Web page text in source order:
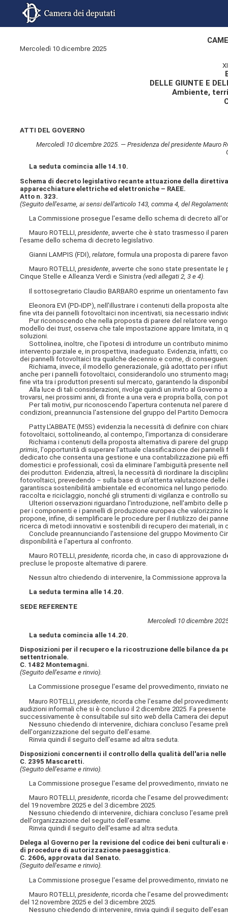
Mercoledì 10 dicembre 2025
DELLE GIUNTE E
Ambiente,
ATTI DEL GOVERNO
Mercoledì 10 dicembre 2025. — Presidenza del presidente Mauro
La seduta comincia alle 14.10.
Schema di decreto legislativo recante attuazione della
apparecchiature elettriche ed elettroniche – RAEE.
Atto n. 323.
(Seguito dell'esame, ai sensi dell'articolo 143, comma 4, del
La Commissione prosegue l'esame dello schema di decreto
Mauro ROTELLI,presidente , avverte che è stato trasmesso il
l'esame dello schema di decreto legislativo.
Gianni LAMPIS (FDI),relatore, formula una proposta di parere
Mauro ROTELLI,presidente, avverte che sono state presentate
Cinque Stelle e Alleanza Verdi e Sinistra(vedi allegati 2, 3 e 4).
Il sottosegretario Claudio BARBARO esprime un orientamento
Eleonora EVI (PD-IDP), nell'illustrare i contenuti della proposta
fine vita dei pannelli fotovoltaici non incentivati, sia necessario
Pur riconoscendo che nella proposta di parere del relatore
modello deitrust, osserva che tale impostazione appare limitata,
soluzioni.
Sottolinea, inoltre, che l'ipotesi di introdurre un contributo
intervento parziale e, in prospettiva, inadeguato. Evidenzia, infatti,
dei pannelli fotovoltaici tra qualche decennio e come, di
Richiama, invece, il modello generazionale, già adottato per i
anche per i pannelli fotovoltaici, considerandolo uno strumento
fine vita tra i produttori presenti sul mercato, garantendo la
Alla luce di tali considerazioni, rivolge quindi un invito al Governo
trovarsi, nei prossimi anni, di fronte a una vera e propria bolla, con
Per tali motivi, pur riconoscendo l'apertura contenuta nel parere
condizioni, preannuncia l'astensione del gruppo del Partito
Patty L'ABBATE (M5S) evidenzia la necessità di definire con
fotovoltaici, sottolineando, al contempo, l'importanza di
Richiama i contenuti della proposta alternativa di parere del
primis , l'opportunità di superare l'attuale classificazione dei
dedicato che consenta una gestione e una contabilizzazione più
domestici e professionali, così da eliminare l'ambiguità presente
dei produttori. Evidenzia, altresì, la necessità di riordinare la
fotovoltaici, prevedendo – sulla base di un'attenta valutazione delle
garantisca sostenibilità ambientale ed economica nel lungo
raccolta e riciclaggio, nonché gli strumenti di vigilanza e controllo
Ulteriori osservazioni riguardano l'introduzione, nell'ambito
per i componenti e i pannelli di produzione europea che
propone, infine, di semplificare le procedure per il riutilizzo dei
ricerca di metodi innovativi e sostenibili di recupero dei materiali,
Conclude preannunciando l'astensione del gruppo Movimento
disponibilità e l'apertura al confronto.
Mauro ROTELLI,presidente, ricorda che, in caso di approvazione
precluse le proposte alternative di parere.
Nessun altro chiedendo di intervenire, la Commissione approva
La seduta termina alle 14.20.
SEDE REFERENTE
Mercoledì 10 dicembre
La seduta comincia alle 14.20.
Disposizioni per il recupero e la ricostruzione delle bilance da
settentrionale.
C. 1482 Montemagni.
(Seguito dell'esame e rinvio).
La Commissione prosegue l'esame del provvedimento, rinviato
Mauro ROTELLI,presidente , ricorda che l'esame del
audizioni informali che si è concluso il 2 dicembre 2025. Fa
successivamente è consultabile sul sitoweb della Camera dei
Nessuno chiedendo di intervenire, dichiara concluso l'esame
dell'organizzazione del seguito dell'esame.
Rinvia quindi il seguito dell'esame ad altra seduta.
Disposizioni concernenti il controllo della qualità dell'aria
C. 2395 Mascaretti.
(Seguito dell'esame e rinvio).
La Commissione prosegue l'esame del provvedimento, rinviato
Mauro ROTELLI,presidente, ricorda che l'esame del
del 19 novembre 2025 e del 3 dicembre 2025.
Nessuno chiedendo di intervenire, dichiara concluso l'esame
dell'organizzazione del seguito dell'esame.
Rinvia quindi il seguito dell'esame ad altra seduta.
Delega al Governo per la revisione del codice dei beni culturali
di procedure di autorizzazione paesaggistica.
C. 2606, approvata dal Senato.
(Seguito dell'esame e rinvio).
La Commissione prosegue l'esame del provvedimento, rinviato
Mauro ROTELLI,presidente , ricorda che l'esame del
del 12 novembre 2025 e del 3 dicembre 2025.
Nessuno chiedendo di intervenire, rinvia quindi il seguito